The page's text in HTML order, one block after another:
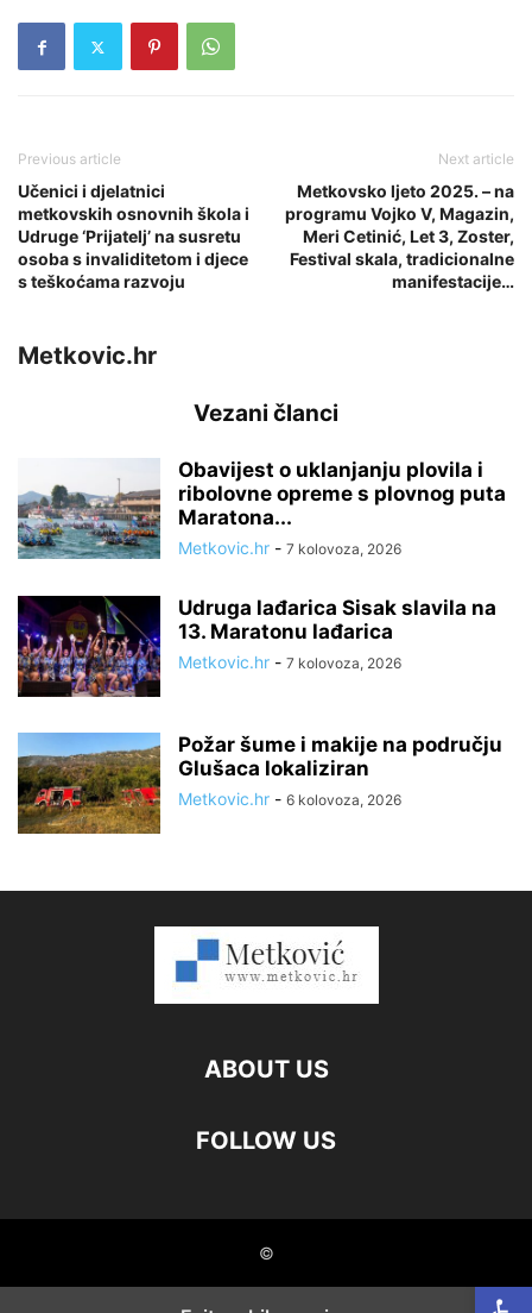
Previous article
Učenici i djelatnici
metkovskih osnovnih škola i
Udruge ‘Prijatelj’ na susretu
osoba s invaliditetom i djece
s teškoćama razvoju
Next article
Metkovsko ljeto 2025. – na
programu Vojko V, Magazin,
Meri Cetinić, Let 3, Zoster,
Festival skala, tradicionalne
manifestacije…
Metkovic.hr
Vezani članci
Obavijest o uklanjanju plovila i
ribolovne opreme s plovnog puta
Maratona...
Metkovic.hr - 7 kolovoza, 2026
Udruga lađarica Sisak slavila na
13. Maratonu lađarica
Metkovic.hr - 7 kolovoza, 2026
Požar šume i makije na području
Glušaca lokaliziran
Metkovic.hr - 6 kolovoza, 2026
ABOUT US
FOLLOW US
©